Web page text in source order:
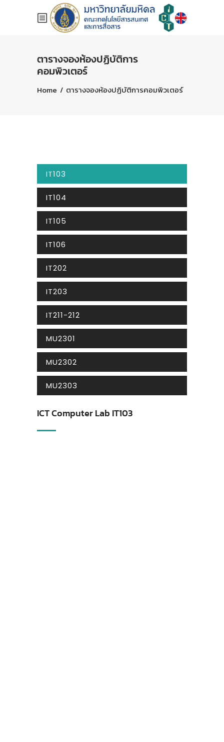
ตารางจองห้องปฏิบัติการ
คอมพิวเตอร์
Home / ตารางจองห้องปฏิบัติการคอมพิวเตอร์
IT103
IT104
IT105
IT106
IT202
IT203
IT211-212
MU2301
MU2302
MU2303
ICT Computer Lab IT103